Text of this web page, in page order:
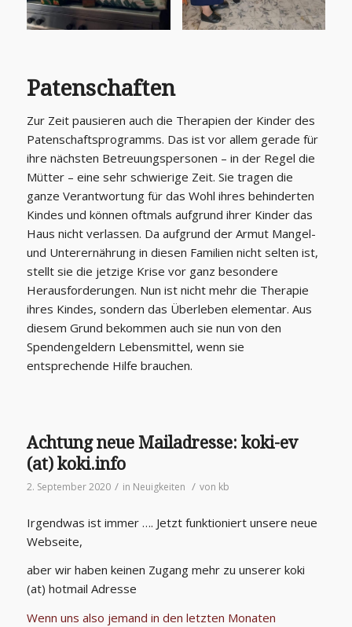
Patenschaften
Zur Zeit pausieren auch die Therapien der Kinder des
Patenschaftsprogramms. Das ist vor allem gerade für
ihre nächsten Betreuungspersonen – in der Regel die
Mütter – eine sehr schwierige Zeit. Sie tragen die
ganze Verantwortung für das Wohl ihres behinderten
Kindes und können oftmals aufgrund ihrer Kinder das
Haus nicht verlassen. Da aufgrund der Armut Mangel-
und Unterernährung in diesen Familien nicht selten ist,
stellt sie die jetzige Krise vor ganz besondere
Herausforderungen. Nun ist nicht mehr die Therapie
ihres Kindes, sondern das Überleben elementar. Aus
diesem Grund bekommen auch sie nun von den
Spendengeldern Lebensmittel, wenn sie
entsprechende Hilfe brauchen.
Achtung neue Mailadresse: koki-ev
(at) koki.info
2. September 2020 / in Neuigkeiten / von kb
Irgendwas ist immer …. Jetzt funktioniert unsere neue
Webseite,
aber wir haben keinen Zugang mehr zu unserer koki
(at) hotmail Adresse
Wenn uns also jemand in den letzten Monaten